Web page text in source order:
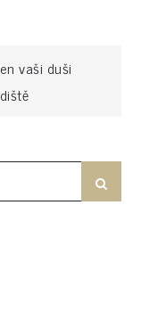
vaši duši